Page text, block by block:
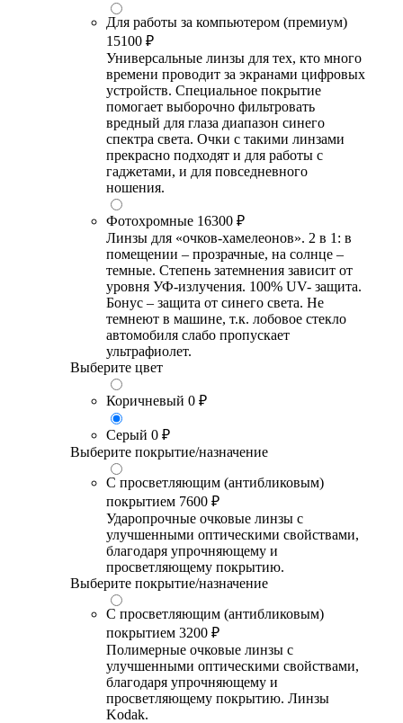
Для работы за компьютером (премиум)
15100 ₽
Универсальные линзы для тех, кто много
времени проводит за экранами цифровых
устройств. Специальное покрытие
помогает выборочно фильтровать
вредный для глаза диапазон синего
спектра света. Очки с такими линзами
прекрасно подходят и для работы с
гаджетами, и для повседневного
ношения.
Фотохромные 16300 ₽
Линзы для «очков-хамелеонов». 2 в 1: в
помещении – прозрачные, на солнце –
темные. Степень затемнения зависит от
уровня УФ-излучения. 100% UV- защита.
Бонус – защита от синего света. Не
темнеют в машине, т.к. лобовое стекло
автомобиля слабо пропускает
ультрафиолет.
Выберите цвет
Коричневый 0 ₽
Серый 0 ₽
Выберите покрытие/назначение
С просветляющим (антибликовым)
покрытием 7600 ₽
Ударопрочные очковые линзы с
улучшенными оптическими свойствами,
благодаря упрочняющему и
просветляющему покрытию.
Выберите покрытие/назначение
С просветляющим (антибликовым)
покрытием 3200 ₽
Полимерные очковые линзы с
улучшенными оптическими свойствами,
благодаря упрочняющему и
просветляющему покрытию. Линзы
Kodak.